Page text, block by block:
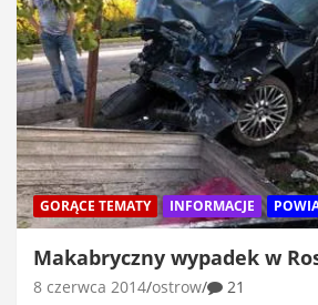
GORĄCE TEMATY INFORMACJE
Makabryczny wypadek w
8 czerwca 2014 ostrow 21